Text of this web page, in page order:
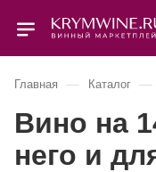
Главная — Каталог —
Вино на
него и